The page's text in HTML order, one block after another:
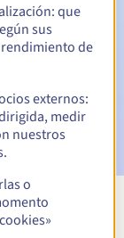
suspensión
para
que
sus
de
externos:
medir
nuestros
o